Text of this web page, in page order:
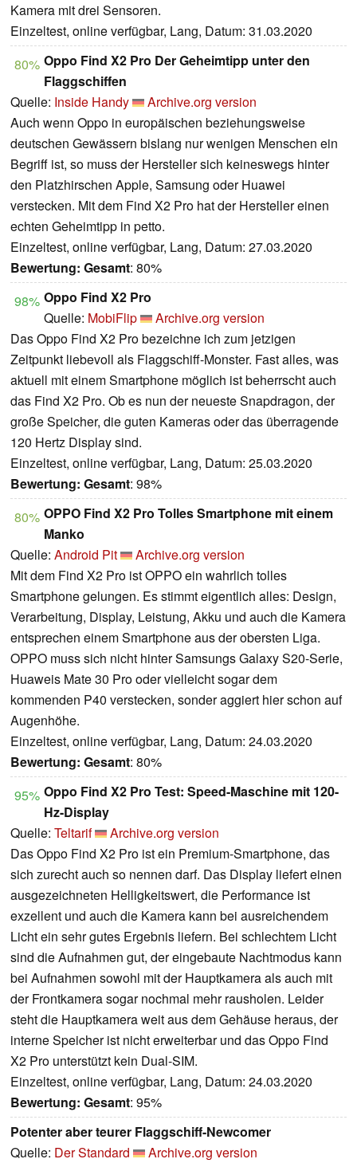
Kamera mit drei Sensoren.
Einzeltest, online verfügbar, Lang, Datum: 31.03.2020
80% Oppo Find X2 Pro Der Geheimtipp unter den
Flaggschiffen
Quelle: Inside Handy
Archive.org version
Auch wenn Oppo in europäischen beziehungsweise
deutschen Gewässern bislang nur wenigen Menschen ein
Begriff ist, so muss der Hersteller sich keineswegs hinter
den Platzhirschen Apple, Samsung oder Huawei
verstecken. Mit dem Find X2 Pro hat der Hersteller einen
echten Geheimtipp in petto.
Einzeltest, online verfügbar, Lang, Datum: 27.03.2020
Bewertung: Gesamt: 80%
98% Oppo Find X2 Pro
Quelle: MobiFlip
Archive.org version
Das Oppo Find X2 Pro bezeichne ich zum jetzigen
Zeitpunkt liebevoll als Flaggschiff-Monster. Fast alles, was
aktuell mit einem Smartphone möglich ist beherrscht auch
das Find X2 Pro. Ob es nun der neueste Snapdragon, der
große Speicher, die guten Kameras oder das überragende
120 Hertz Display sind.
Einzeltest, online verfügbar, Lang, Datum: 25.03.2020
Bewertung: Gesamt: 98%
80% OPPO Find X2 Pro Tolles Smartphone mit einem
Manko
Quelle: Android Pit
Archive.org version
Mit dem Find X2 Pro ist OPPO ein wahrlich tolles
Smartphone gelungen. Es stimmt eigentlich alles: Design,
Verarbeitung, Display, Leistung, Akku und auch die Kamera
entsprechen einem Smartphone aus der obersten Liga.
OPPO muss sich nicht hinter Samsungs Galaxy S20-Serie,
Huaweis Mate 30 Pro oder vielleicht sogar dem
kommenden P40 verstecken, sonder aggiert hier schon auf
Augenhöhe.
Einzeltest, online verfügbar, Lang, Datum: 24.03.2020
Bewertung: Gesamt: 80%
95% Oppo Find X2 Pro Test: Speed-Maschine mit 120-
Hz-Display
Quelle: Teltarif
Archive.org version
Das Oppo Find X2 Pro ist ein Premium-Smart­phone, das
sich zurecht auch so nennen darf. Das Display liefert einen
ausge­zeich­neten Hellig­keits­wert, die Perfor­mance ist
exzel­lent und auch die Kamera kann bei ausrei­chendem
Licht ein sehr gutes Ergebnis liefern. Bei schlechtem Licht
sind die Aufnahmen gut, der einge­baute Nacht­modus kann
bei Aufnahmen sowohl mit der Haupt­kamera als auch mit
der Front­kamera sogar nochmal mehr raus­holen. Leider
steht die Haupt­kamera weit aus dem Gehäuse heraus, der
interne Spei­cher ist nicht erwei­terbar und das Oppo Find
X2 Pro unter­stützt kein Dual-SIM.
Einzeltest, online verfügbar, Lang, Datum: 24.03.2020
Bewertung: Gesamt: 95%
Potenter aber teurer Flaggschiff-Newcomer
Quelle: Der Standard
Archive.org version